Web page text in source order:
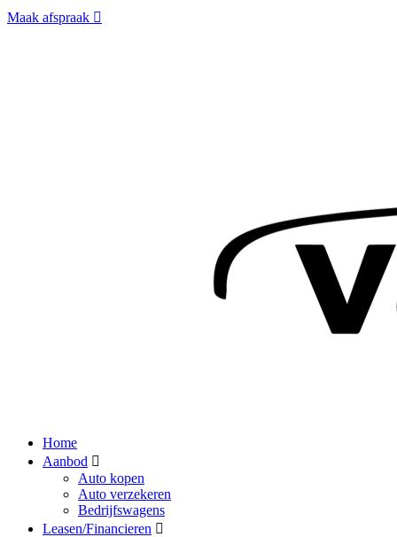
Maak afspraak
Home
Aanbod
Auto kopen
Auto verzekeren
Bedrijfswagens
Leasen/Financieren